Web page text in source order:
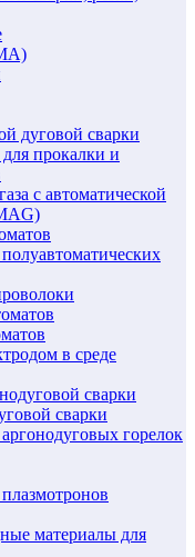
дуговой сварки
прокалки и
с автоматической
в среде
сварки
сварки
горелок
материалы для